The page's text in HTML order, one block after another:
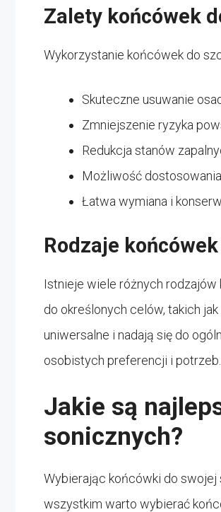
Zalety końcówek
Wykorzystanie końcówek do
Skuteczne usuwanie
Zmniejszenie ryzyka
Redukcja stanów
Możliwość
Łatwa wymiana i
Rodzaje
Istnieje wiele różnych
do określonych celów, takich
uniwersalne i nadają się do
osobistych preferencji i potrzeb.
Jakie są
sonicznych?
Wybierając końcówki do swojej
wszystkim warto wybierać